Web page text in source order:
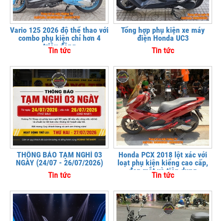
Vario 125 2026 độ thể thao với
combo phụ kiện chỉ hơn 4
triệu đồng
Tin tức
Tổng hợp phụ kiện xe máy
điện Honda UC3
Tin tức
THÔNG BÁO TẠM NGHỈ 03
NGÀY (24/07 - 26/07/2026)
Tin tức
Honda PCX 2018 lột xác với
loạt phụ kiện kiểng cao cấp,
đẹp mắt và tiện dụng
Tin tức